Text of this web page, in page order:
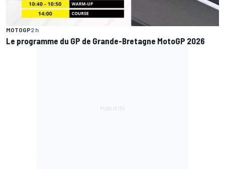
MOTOGP2 h
Le programme du GP de Grande-Bretagne MotoGP 2026